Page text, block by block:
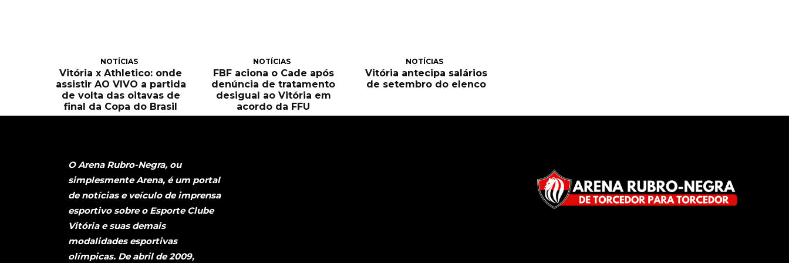
NOTÍCIAS
Vitória x Athletico: onde
assistir AO VIVO a partida
de volta das oitavas de
final da Copa do Brasil
NOTÍCIAS
FBF aciona o Cade após
denúncia de tratamento
desigual ao Vitória em
acordo da FFU
NOTÍCIAS
Vitória antecipa salários
de setembro do elenco
O Arena Rubro-Negra, ou
simplesmente Arena, é um portal
de notícias e veículo de imprensa
esportivo sobre o Esporte Clube
Vitória e suas demais
modalidades esportivas
olímpicas. De abril de 2009,